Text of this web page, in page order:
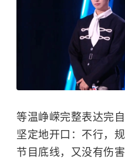
等温峥嵘完整表达完
坚定地开口：不行，
节目底线，又没有伤害